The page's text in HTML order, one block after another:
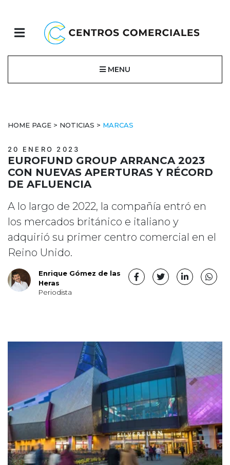
MENU
HOME PAGE > NOTICIAS > MARCAS
20 ENERO 2023
EUROFUND GROUP ARRANCA 2023
CON NUEVAS APERTURAS Y RÉCORD
DE AFLUENCIA
A lo largo de 2022, la compañía entró en
los mercados británico e italiano y
adquirió su primer centro comercial en el
Reino Unido.
Enrique Gómez de las
Heras
Periodista